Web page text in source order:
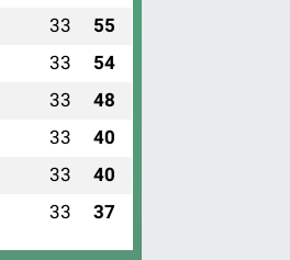
33 55
33 54
33 48
33 40
33 40
33 37